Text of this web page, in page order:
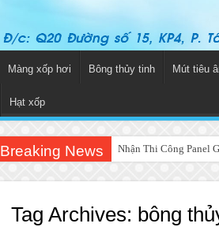
Màng xốp hơi Bông thủy tinh Mút tiêu
Hạt xốp
Breaking News Nhận Thi Công Panel
Tag Archives: bông